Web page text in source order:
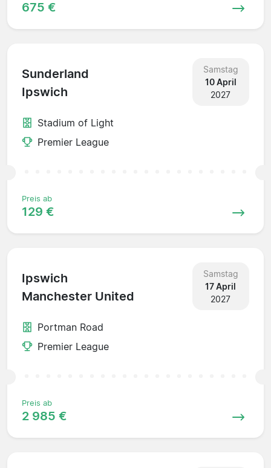
675 €
Sunderland
Ipswich
Samstag
10 April
2027
Stadium of Light
Premier League
Preis ab
129 €
Ipswich
Manchester United
Samstag
17 April
2027
Portman Road
Premier League
Preis ab
2 985 €